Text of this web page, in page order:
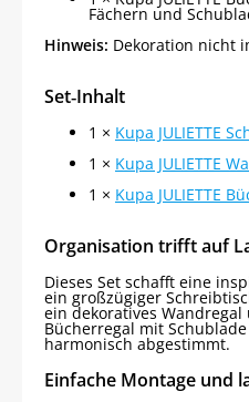
Fächern und
Hinweis: Dekoration nicht
Set‑Inhalt
1 × Kupa JULIETTE
1 × Kupa JULIETTE
1 × Kupa JULIETTE
Organisation trifft auf
Dieses Set schafft eine
ein großzügiger
ein dekoratives
Bücherregal mit
harmonisch abgestimmt.
Einfache Montage und